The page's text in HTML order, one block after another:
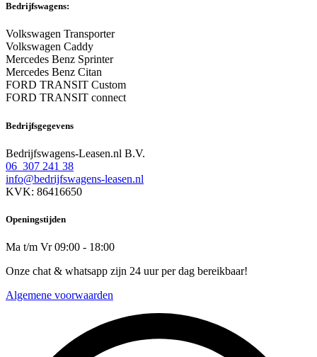
Bedrijfswagens:
Volkswagen Transporter
Volkswagen Caddy
Mercedes Benz Sprinter
Mercedes Benz Citan
FORD TRANSIT Custom
FORD TRANSIT connect
Bedrijfsgegevens
Bedrijfswagens-Leasen.nl B.V.
06 307 241 38
info@bedrijfswagens-leasen.nl
KVK: 86416650
Openingstijden
Ma t/m Vr 09:00 - 18:00
Onze chat & whatsapp zijn 24 uur per dag bereikbaar!
Algemene voorwaarden